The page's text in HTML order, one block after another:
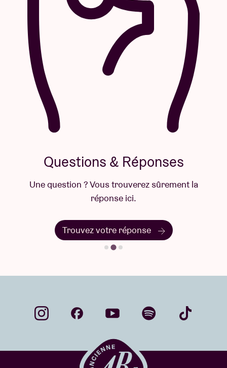
Questions & Réponses
Une question ? Vous trouverez sûrement la
réponse ici.
Trouvez votre réponse